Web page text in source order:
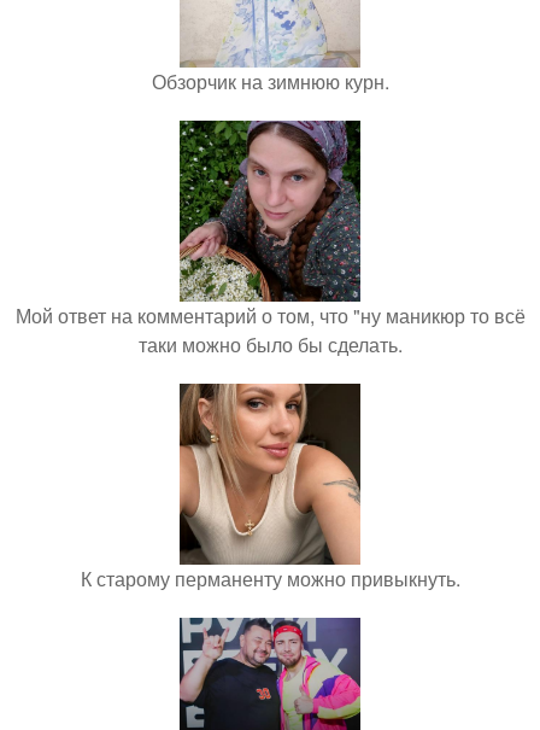
Обзорчик на зимнюю курн.
Мой ответ на комментарий о том, что "ну маникюр то всё
таки можно было бы сделать.
К старому перманенту можно привыкнуть.